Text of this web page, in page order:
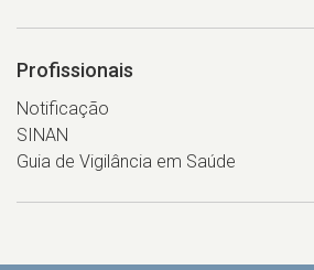
Profissionais
Notificação
SINAN
Guia de Vigilância em Saúde